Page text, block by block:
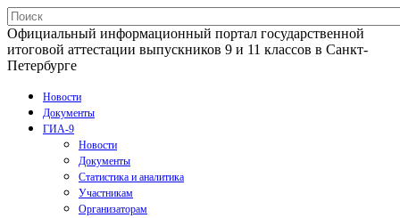
Официальный информационный портал государственной
итоговой аттестации выпускников 9 и 11 классов в Санкт-
Петербурге
Новости
Документы
ГИА-9
Новости
Документы
Статистика и аналитика
Участникам
Организаторам